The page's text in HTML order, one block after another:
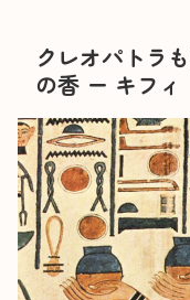
クレオパトラ
の香 ー キフィ